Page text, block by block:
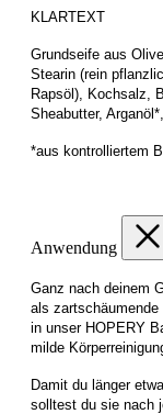
KLARTEXT
Grundseife aus
Stearin (rein
Rapsöl), Kochsalz,
Sheabutter,
*aus kontrolliertem
Anwendung
Ganz nach deinem
als
in unser HOPERY
milde
Damit du länger
solltest du sie nach